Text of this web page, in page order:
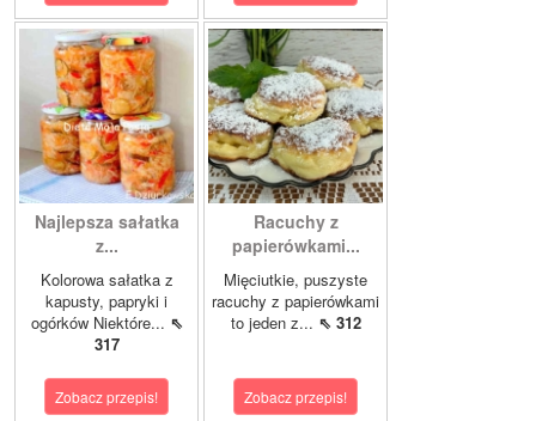
Najlepsza sałatka
z...
Kolorowa sałatka z
kapusty, papryki i
ogórków Niektóre... ⇖
317
Zobacz przepis!
Racuchy z
papierówkami...
Mięciutkie, puszyste
racuchy z papierówkami
to jeden z... ⇖ 312
Zobacz przepis!